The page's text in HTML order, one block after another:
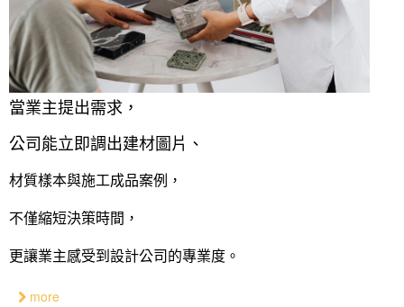
當業主提出需求，
公司能立即調出建材圖片、
材質樣本與施工成品案例，
不僅縮短決策時間，
更讓業主感受到設計公司的專業度。
more